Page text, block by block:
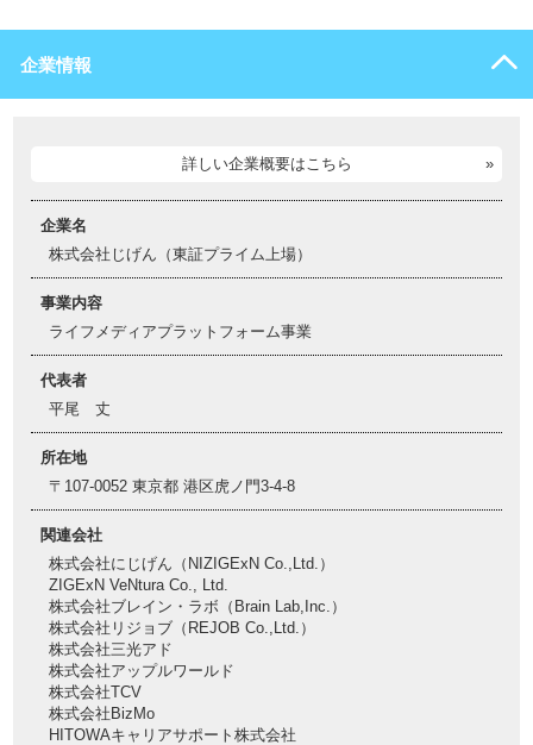
企業情報
詳しい企業概要はこちら
企業名
株式会社じげん（東証プライム上場）
事業内容
ライフメディアプラットフォーム事業
代表者
平尾 丈
所在地
〒107-0052 東京都 港区虎ノ門3-4-8
関連会社
株式会社にじげん（NIZIGExN Co.,Ltd.）
ZIGExN VeNtura Co., Ltd.
株式会社ブレイン・ラボ（Brain Lab,Inc.）
株式会社リジョブ（REJOB Co.,Ltd.）
株式会社三光アド
株式会社アップルワールド
株式会社TCV
株式会社BizMo
HITOWAキャリアサポート株式会社